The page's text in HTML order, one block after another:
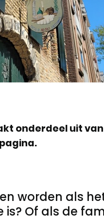
onderdeel uit
worden als
is? Of als de